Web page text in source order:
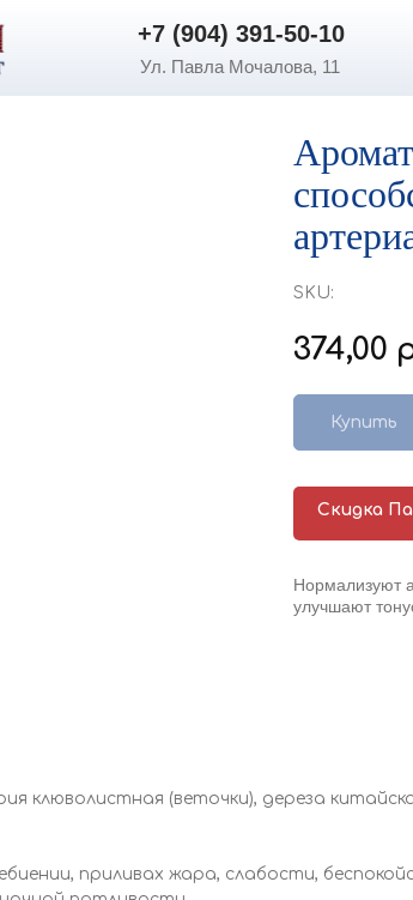
Ул. Павла Мочалова, 11
+7 (904) 391-50-10
+7 (904) 391-50-10
SKU:
374,00
Купить
Скидка
Нормализуют
улучшают
клюволистная (веточки), дереза
приливах жара, слабости,